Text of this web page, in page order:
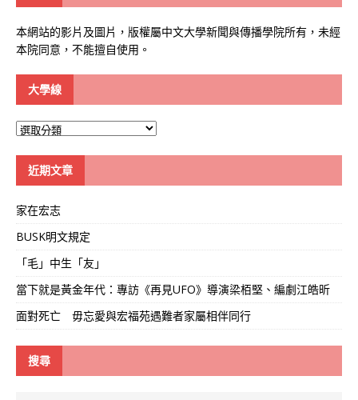
本網站的影片及圖片，版權屬中文大學新聞與傳播學院所有，未經
本院同意，不能擅自使用。
大學線
大
近期文章
家在宏志
BUSK明文規定
「毛」中生「友」
當下就是黃金年代：專訪《再見UFO》導演梁栢堅、編劇江皓昕
面對死亡 毋忘愛與宏福苑遇難者家屬相伴同行
搜尋